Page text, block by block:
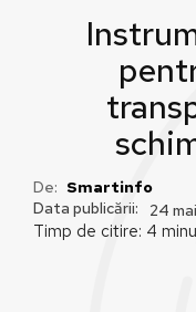
De: Smartinfo
Data publicării:
24
Timp de citire: 4